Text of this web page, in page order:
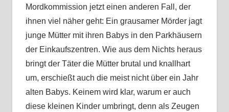
Mordkommission jetzt einen anderen Fall, der
ihnen viel näher geht: Ein grausamer Mörder jagt
junge Mütter mit ihren Babys in den Parkhäusern
der Einkaufszentren. Wie aus dem Nichts heraus
bringt der Täter die Mütter brutal und knallhart
um, erschießt auch die meist nicht über ein Jahr
alten Babys. Keinem wird klar, warum er auch
diese kleinen Kinder umbringt, denn als Zeugen